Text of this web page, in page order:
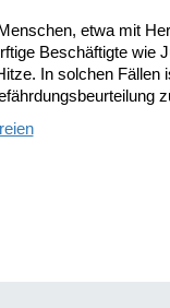
etwa mit
Beschäftigte wie
In solchen Fällen